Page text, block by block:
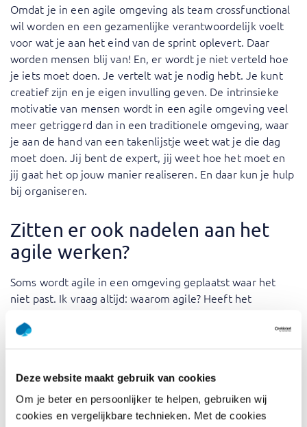
Deze website maakt gebruik van cookies
Om je beter en persoonlijker te helpen, gebruiken wij
cookies en vergelijkbare technieken. Met de cookies
Omdat je in een agile omgeving als team crossfunctional
wil worden en een gezamenlijke verantwoordelijk voelt
voor wat je aan het eind van de sprint oplevert. Daar
worden mensen blij van! En, er wordt je niet verteld hoe
je iets moet doen. Je vertelt wat je nodig hebt. Je kunt
creatief zijn en je eigen invulling geven. De intrinsieke
motivatie van mensen wordt in een agile omgeving veel
meer getriggerd dan in een traditionele omgeving, waar
je aan de hand van een takenlijstje weet wat je die dag
moet doen. Jij bent de expert, jij weet hoe het moet en
jij gaat het op jouw manier realiseren. En daar kun je hulp
bij organiseren.
Zitten er ook nadelen aan het
agile werken?
Soms wordt agile in een omgeving geplaatst waar het
niet past. Ik vraag altijd: waarom agile? Heeft het
ook aan de betrokkenen uitgelegd kan worden. Is er geen
duidelijk waarom, dan gewoon niet doen. Dan is de kans
zich in de mindset te verdiepen. Heb je een service desk
en weet je wie de vragen kan beantwoorden en hoeveel
tijd daarvoor nodig is, dan hoef je daar niet agile persé